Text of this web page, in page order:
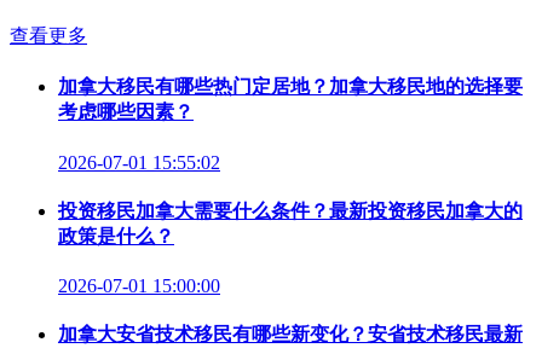
查看更多
加拿大移民有哪些热门定居地？加拿大移民地的选择要
考虑哪些因素？
2026-07-01 15:55:02
投资移民加拿大需要什么条件？最新投资移民加拿大的
政策是什么？
2026-07-01 15:00:00
加拿大安省技术移民有哪些新变化？安省技术移民最新